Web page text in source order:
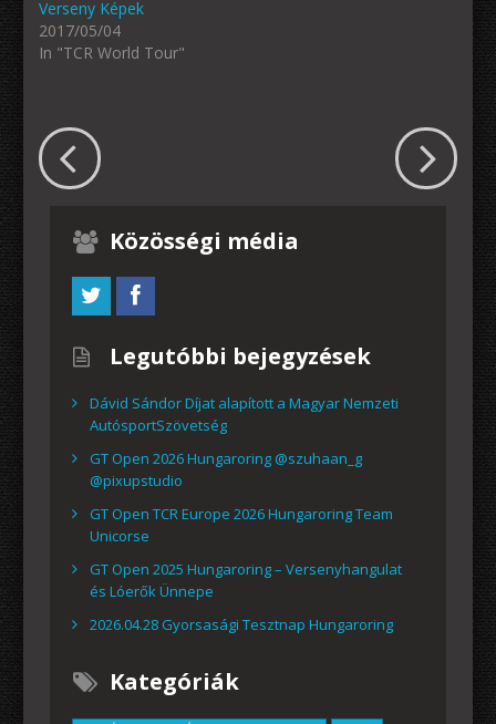
Verseny Képek
2017/05/04
In "TCR World Tour"
Közösségi média
Legutóbbi bejegyzések
Dávid Sándor Díjat alapított a Magyar Nemzeti
AutósportSzövetség
GT Open 2026 Hungaroring @szuhaan_g
@pixupstudio
GT Open TCR Europe 2026 Hungaroring Team
Unicorse
GT Open 2025 Hungaroring – Versenyhangulat
és Lóerők Ünnepe
2026.04.28 Gyorsasági Tesztnap Hungaroring
Kategóriák